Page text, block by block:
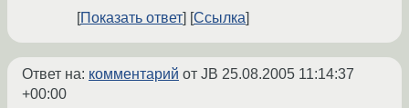
Показать ответ
Ссылка
Ответ на: комментарий от JB 25.08.2005 11:14:37
+00:00